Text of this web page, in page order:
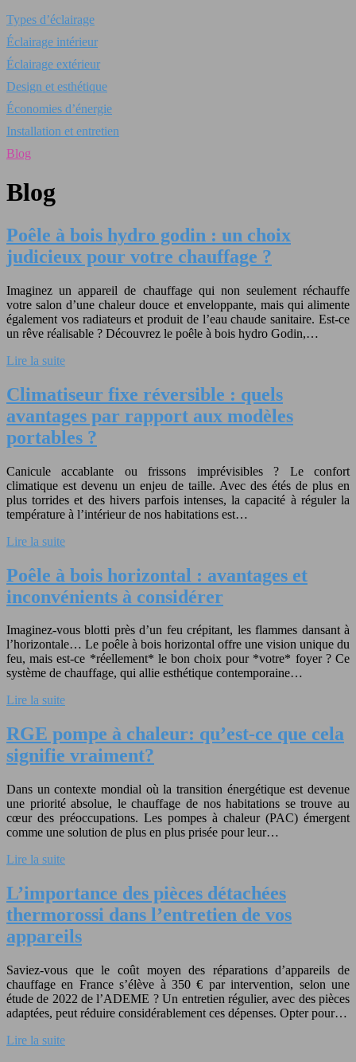
Types d’éclairage
Éclairage intérieur
Éclairage extérieur
Design et esthétique
Économies d’énergie
Installation et entretien
Blog
Blog
Poêle à bois hydro godin : un choix
judicieux pour votre chauffage ?
Imaginez un appareil de chauffage qui non seulement réchauffe
votre salon d’une chaleur douce et enveloppante, mais qui alimente
également vos radiateurs et produit de l’eau chaude sanitaire. Est-ce
un rêve réalisable ? Découvrez le poêle à bois hydro Godin,…
Lire la suite
Climatiseur fixe réversible : quels
avantages par rapport aux modèles
portables ?
Canicule accablante ou frissons imprévisibles ? Le confort
climatique est devenu un enjeu de taille. Avec des étés de plus en
plus torrides et des hivers parfois intenses, la capacité à réguler la
température à l’intérieur de nos habitations est…
Lire la suite
Poêle à bois horizontal : avantages et
inconvénients à considérer
Imaginez-vous blotti près d’un feu crépitant, les flammes dansant à
l’horizontale… Le poêle à bois horizontal offre une vision unique du
feu, mais est-ce *réellement* le bon choix pour *votre* foyer ? Ce
système de chauffage, qui allie esthétique contemporaine…
Lire la suite
RGE pompe à chaleur: qu’est-ce que cela
signifie vraiment?
Dans un contexte mondial où la transition énergétique est devenue
une priorité absolue, le chauffage de nos habitations se trouve au
cœur des préoccupations. Les pompes à chaleur (PAC) émergent
comme une solution de plus en plus prisée pour leur…
Lire la suite
L’importance des pièces détachées
thermorossi dans l’entretien de vos
appareils
Saviez-vous que le coût moyen des réparations d’appareils de
chauffage en France s’élève à 350 € par intervention, selon une
étude de 2022 de l’ADEME ? Un entretien régulier, avec des pièces
adaptées, peut réduire considérablement ces dépenses. Opter pour…
Lire la suite